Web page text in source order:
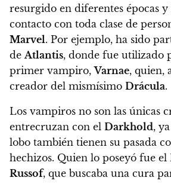
resurgido en diferentes épocas
contacto con toda clase de
Marvel. Por ejemplo, ha sido
deAtlantis, donde fue utilizado
primer vampiro,Varnae, quien,
creador del mismísimo Drácula.
Los vampiros no son las únicas
entrecruzan con el Darkhold,
lobo también tienen su pasada
hechizos. Quien lo poseyó fue el
Russof, que buscaba una cura